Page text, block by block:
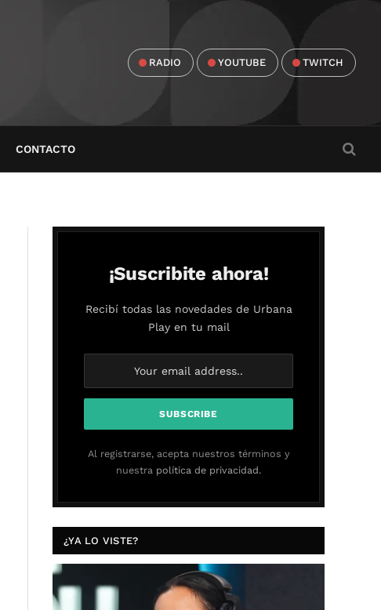
RADIO YOUTUBE TWITCH
CONTACTO
¡Suscribite ahora!
Recibí todas las novedades de Urbana
Play en tu mail
Al registrarse, acepta nuestros términos y
nuestra política de privacidad.
¿YA LO VISTE?